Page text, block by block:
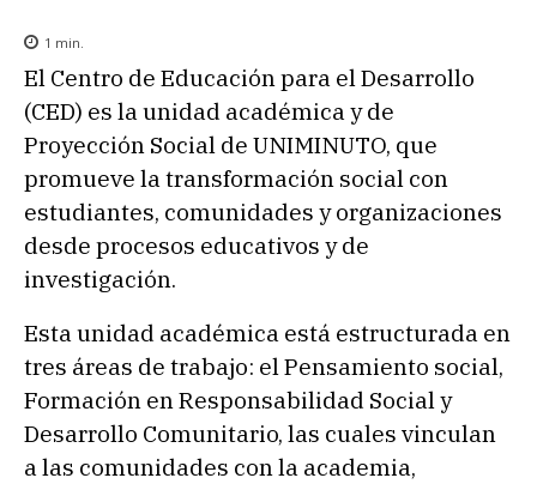
1 min.
El Centro de Educación para el Desarrollo
(CED) es la unidad académica y de
Proyección Social de UNIMINUTO, que
promueve la transformación social con
estudiantes, comunidades y organizaciones
desde procesos educativos y de
investigación.
Esta unidad académica está estructurada en
tres áreas de trabajo: el Pensamiento social,
Formación en Responsabilidad Social y
Desarrollo Comunitario, las cuales vinculan
a las comunidades con la academia,